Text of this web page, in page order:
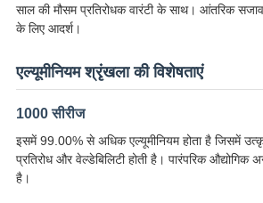
साल की मौसम प्रतिरोधक वारंटी के साथ। आंतरिक
के लिए आदर्श।
एल्यूमीनियम श्रृंखला की विशेषताएं
1000 सीरीज
इसमें 99.00% से अधिक एल्यूमीनियम होता है जिसमें
प्रतिरोध और वेल्डेबिलिटी होती है। पारंपरिक औद्योगिक
है।